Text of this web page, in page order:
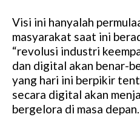
Visi ini hanyalah
masyarakat saat ini
“revolusi industri
dan digital akan benar-
yang hari ini berpikir
secara digital akan
bergelora di masa depan.